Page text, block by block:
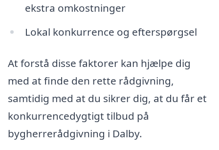
ekstra omkostninger
Lokal konkurrence og efterspørgsel
At forstå disse faktorer kan hjælpe dig
med at finde den rette rådgivning,
samtidig med at du sikrer dig, at du får et
konkurrencedygtigt tilbud på
bygherrerådgivning i Dalby.